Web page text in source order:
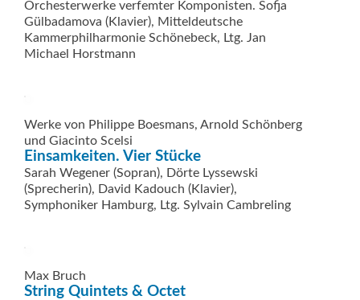
Orchesterwerke verfemter Kom­ponisten. Sofja
Gülbadamova ­(Klavier), Mitteldeutsche
Kammerphilharmonie Schönebeck, Ltg. Jan
Michael Horstmann
Werke von Philippe Boesmans, Arnold Schönberg
und Giacinto Scelsi
Einsamkeiten. Vier Stücke
Sarah Wegener (Sopran), Dörte Lyssewski
(Sprecherin), David Kadouch (Klavier),
Symphoniker Hamburg, Ltg. Sylvain Cambreling
Max Bruch
String Quintets & Octet